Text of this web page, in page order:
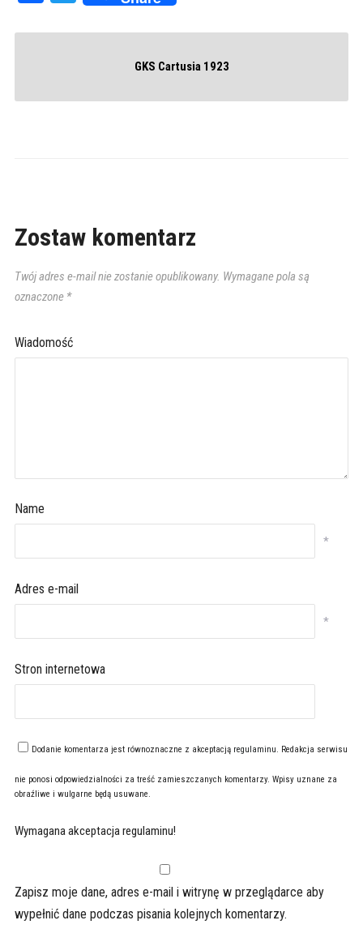
GKS Cartusia 1923
Zostaw komentarz
Twój adres e-mail nie zostanie opublikowany. Wymagane pola są
oznaczone *
Wiadomość
Name
*
Adres e-mail
*
Stron internetowa
Dodanie komentarza jest równoznaczne z akceptacją regulaminu. Redakcja serwisu
nie ponosi odpowiedzialności za treść zamieszczanych komentarzy. Wpisy uznane za
obraźliwe i wulgarne będą usuwane.
Wymagana akceptacja regulaminu!
Zapisz moje dane, adres e-mail i witrynę w przeglądarce aby
wypełnić dane podczas pisania kolejnych komentarzy.